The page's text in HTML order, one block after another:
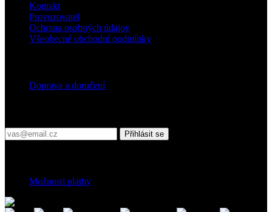
Kontakt
Provozovatel
Ochrana osobných údajov
Všeobecné obchodní podmínky
Doprava a doručení
Přihlásit se
Možnosti platby